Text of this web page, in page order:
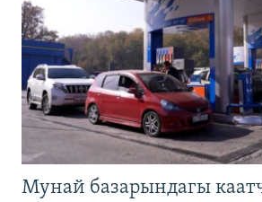
Мунай базарындагы